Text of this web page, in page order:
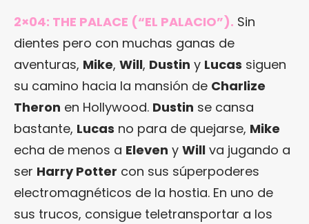
2×04: THE PALACE (“EL PALACIO”). Sin
dientes pero con muchas ganas de
aventuras, Mike, Will, Dustin y Lucas siguen
su camino hacia la mansión de Charlize
Theron en Hollywood. Dustin se cansa
bastante, Lucas no para de quejarse, Mike
echa de menos a Eleven y Will va jugando a
ser Harry Potter con sus súperpoderes
electromagnéticos de la hostia. En uno de
sus trucos, consigue teletransportar a los